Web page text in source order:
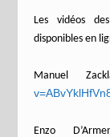
Les vidéos
disponibles en
Manuel
Enzo